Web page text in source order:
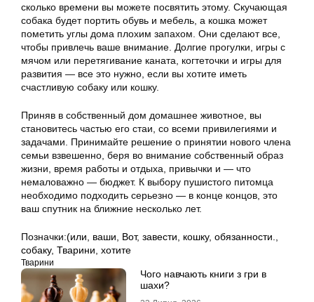
сколько времени вы можете посвятить этому. Скучающая
собака будет портить обувь и мебель, а кошка может
пометить углы дома плохим запахом. Они сделают все,
чтобы привлечь ваше внимание. Долгие прогулки, игры с
мячом или перетягивание каната, когтеточки и игры для
развития — все это нужно, если вы хотите иметь
счастливую собаку или кошку.
Приняв в собственный дом домашнее животное, вы
становитесь частью его стаи, со всеми привилегиями и
задачами. Принимайте решение о принятии нового члена
семьи взвешенно, беря во внимание собственный образ
жизни, время работы и отдыха, привычки и — что
немаловажно — бюджет. К выбору пушистого питомца
необходимо подходить серьезно — в конце концов, это
ваш спутник на ближние несколько лет.
Позначки:(или ваши Вот, завести кошку, обязанности.
собаку, Тварини хотите
Тварини
Чого навчають книги з гри в
шахи?